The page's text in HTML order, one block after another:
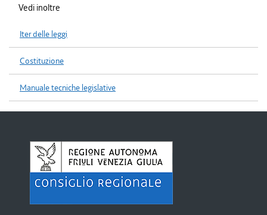
Vedi inoltre
Iter delle leggi
Costituzione
Manuale tecniche legislative